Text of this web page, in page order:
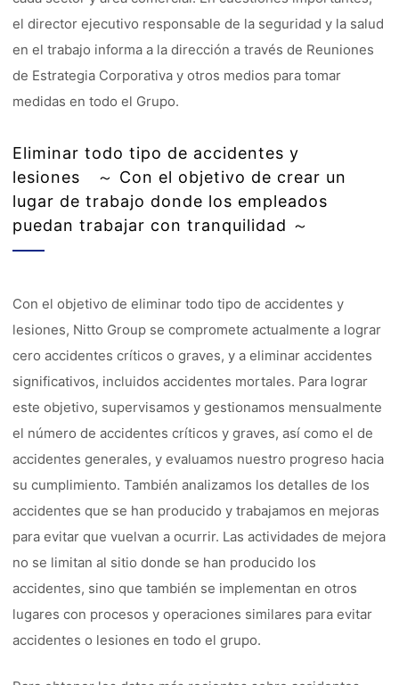
el director ejecutivo responsable de la seguridad y la salud
en el trabajo informa a la dirección a través de Reuniones
de Estrategia Corporativa y otros medios para tomar
medidas en todo el Grupo.
Eliminar todo tipo de accidentes y
lesiones ～ Con el objetivo de crear un
lugar de trabajo donde los empleados
puedan trabajar con tranquilidad ～
Con el objetivo de eliminar todo tipo de accidentes y
lesiones, Nitto Group se compromete actualmente a lograr
cero accidentes críticos o graves, y a eliminar accidentes
significativos, incluidos accidentes mortales. Para lograr
este objetivo, supervisamos y gestionamos mensualmente
el número de accidentes críticos y graves, así como el de
accidentes generales, y evaluamos nuestro progreso hacia
su cumplimiento. También analizamos los detalles de los
accidentes que se han producido y trabajamos en mejoras
para evitar que vuelvan a ocurrir. Las actividades de mejora
no se limitan al sitio donde se han producido los
accidentes, sino que también se implementan en otros
lugares con procesos y operaciones similares para evitar
accidentes o lesiones en todo el grupo.